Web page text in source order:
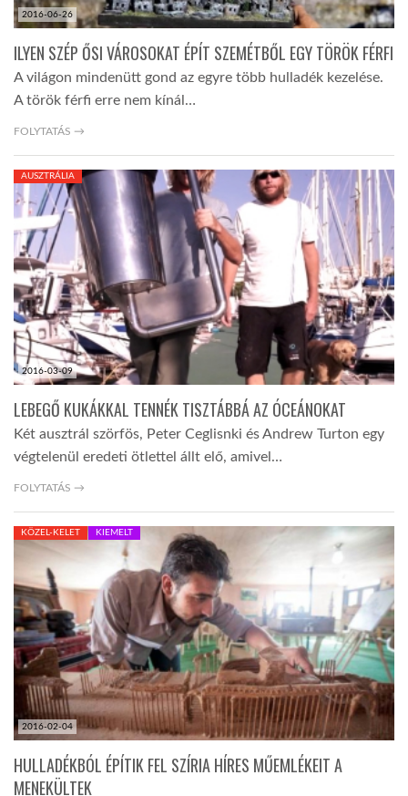
2016-06-26
ILYEN SZÉP ŐSI VÁROSOKAT ÉPÍT SZEMÉTBŐL EGY TÖRÖK FÉRFI
A világon mindenütt gond az egyre több hulladék kezelése.
A török férfi erre nem kínál…
FOLYTATÁS →
2016-03-09
AUSZTRÁLIA
LEBEGŐ KUKÁKKAL TENNÉK TISZTÁBBÁ AZ ÓCEÁNOKAT
Két ausztrál szörfös, Peter Ceglisnki és Andrew Turton egy
végtelenül eredeti ötlettel állt elő, amivel…
FOLYTATÁS →
2016-02-04
KÖZEL-KELET KIEMELT
HULLADÉKBÓL ÉPÍTIK FEL SZÍRIA HÍRES MŰEMLÉKEIT A
MENEKÜLTEK